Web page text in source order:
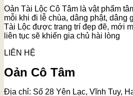
Oản Tài Lộc Cô Tâm là vật phẩm
mỗi khi đi lễ chùa, dâng phật, dâng
Tài Lộc được trang trí đẹp đẽ, mới
liên tục sẽ khiến gia chủ hài lòng
LIÊN HỆ
Oản Cô Tâm
Địa chỉ: Số 28 Yên Lạc, Vĩnh Tuy,